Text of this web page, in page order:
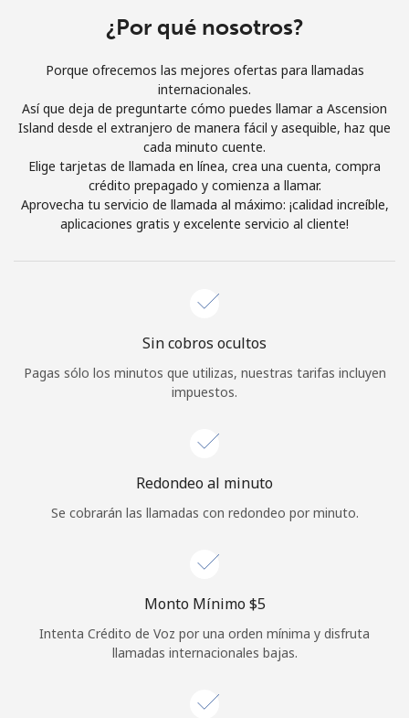
Al abrir una cuenta en este sitio web, estoy de acuerdo con
Únete
¡Hola!
Inicia sesión oREGÍSTRATE →
o
Continuar con
¿Por qué nosotros?
Porque ofrecemos las mejores ofertas para llamadas
internacionales.
Así que deja de preguntarte cómo puedes llamar a Ascension
Island desde el extranjero de manera fácil y asequible, haz que
cada minuto cuente.
Elige tarjetas de llamada en línea, crea una cuenta, compra
crédito prepagado y comienza a llamar.
Aprovecha tu servicio de llamada al máximo: ¡calidad increíble,
aplicaciones gratis y excelente servicio al cliente!
Sin cobros ocultos
Pagas sólo los minutos que utilizas, nuestras tarifas incluyen
impuestos.
Redondeo al minuto
Se cobrarán las llamadas con redondeo por minuto.
Monto Mínimo ⁦$5⁩
Intenta Crédito de Voz por una orden mínima y disfruta
llamadas internacionales bajas.